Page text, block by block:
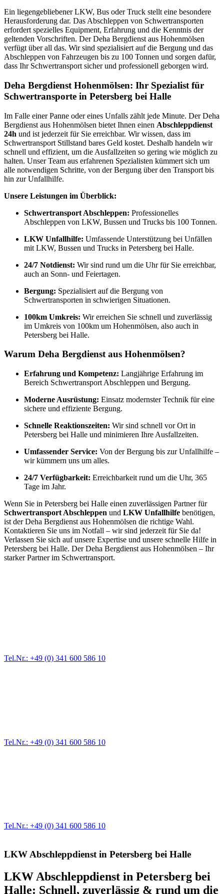
Ein liegengebliebener LKW, Bus oder Truck stellt eine besondere
Herausforderung dar. Das Abschleppen von Schwertransporten
erfordert spezielles Equipment, Erfahrung und die Kenntnis der
geltenden Vorschriften. Der Deha Bergdienst aus Hohenmölsen
verfügt über all das. Wir sind spezialisiert auf die Bergung und das
Abschleppen von Fahrzeugen bis zu 100 Tonnen und sorgen dafür,
dass Ihr Schwertransport sicher und professionell geborgen wird.
Deha Bergdienst Hohenmölsen: Ihr Spezialist für
Schwertransporte in Petersberg bei Halle
Im Falle einer Panne oder eines Unfalls zählt jede Minute. Der Deha
Bergdienst aus Hohenmölsen bietet Ihnen einen Abschleppdienst
24h und ist jederzeit für Sie erreichbar. Wir wissen, dass im
Schwertransport Stillstand bares Geld kostet. Deshalb handeln wir
schnell und effizient, um die Ausfallzeiten so gering wie möglich zu
halten. Unser Team aus erfahrenen Spezialisten kümmert sich um
alle notwendigen Schritte, von der Bergung über den Transport bis
hin zur Unfallhilfe.
Unsere Leistungen im Überblick:
Schwertransport Abschleppen: Professionelles
Abschleppen von LKW, Bussen und Trucks bis 100 Tonnen.
LKW Unfallhilfe: Umfassende Unterstützung bei Unfällen
mit LKW, Bussen und Trucks in Petersberg bei Halle.
24/7 Notdienst: Wir sind rund um die Uhr für Sie erreichbar,
auch an Sonn- und Feiertagen.
Bergung: Spezialisiert auf die Bergung von
Schwertransporten in schwierigen Situationen.
100km Umkreis: Wir erreichen Sie schnell und zuverlässig
im Umkreis von 100km um Hohenmölsen, also auch in
Petersberg bei Halle.
Warum Deha Bergdienst aus Hohenmölsen?
Erfahrung und Kompetenz: Langjährige Erfahrung im
Bereich Schwertransport Abschleppen und Bergung.
Moderne Ausrüstung: Einsatz modernster Technik für eine
sichere und effiziente Bergung.
Schnelle Reaktionszeiten: Wir sind schnell vor Ort in
Petersberg bei Halle und minimieren Ihre Ausfallzeiten.
Umfassender Service: Von der Bergung bis zur Unfallhilfe –
wir kümmern uns um alles.
24/7 Verfügbarkeit: Erreichbarkeit rund um die Uhr, 365
Tage im Jahr.
Wenn Sie in Petersberg bei Halle einen zuverlässigen Partner für
Schwertransport Abschleppen und LKW Unfallhilfe benötigen,
ist der Deha Bergdienst aus Hohenmölsen die richtige Wahl.
Kontaktieren Sie uns im Notfall – wir sind jederzeit für Sie da!
Verlassen Sie sich auf unsere Expertise und unsere schnelle Hilfe in
Petersberg bei Halle. Der Deha Bergdienst aus Hohenmölsen – Ihr
starker Partner im Schwertransport.
Tel.Nr.: +49 (0) 341 600 586 10
Tel.Nr.: +49 (0) 341 600 586 10
Tel.Nr.: +49 (0) 341 600 586 10
LKW Abschleppdienst in Petersberg bei Halle
LKW Abschleppdienst in Petersberg bei
Halle: Schnell, zuverlässig & rund um die